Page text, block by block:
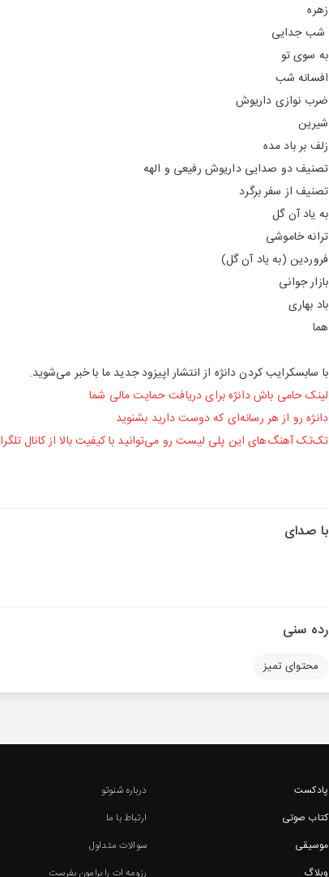
زهره
شب جدایی
به سوی تو
افسانه شب
ضرب نوازی داریوش
شیرین
زلف بر باد مده
تصنیف دو صدایی داریوش رفیعی و الهه
تصنیف از سفر برگرد
به یاد آن گل
ترانه خاموشی
فروردین (به یاد آن گل)
بازار جوانی
باد بهاری
هما
با سابسکرایب کردن دانژه از انتشار اپیزود جدید ما با خبر می‌شوید.
لینک حامی باش دانژه برای دریافت حمایت مالی شما
دانژه رو از هر رسانه‌‌ای که دوست دارید بشنوید
تک‌تک آهنگ‌های این پلی لیست رو می‌توانید با کیفیت بالا از کانال
با صدای
رده سنی
محتوای تمیز
پادکست
کتاب صوتی
موسیقی
وبلاگ
درباره شنوتو
ارتباط با ما
سوالات متداول
رزومه ات را برامون بفرست